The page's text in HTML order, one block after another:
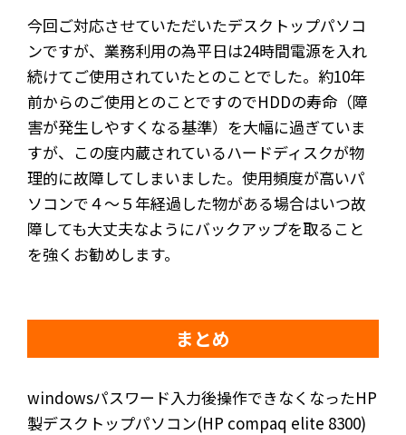
今回ご対応させていただいたデスクトップパソコ
ンですが、業務利用の為平日は24時間電源を入れ
続けてご使用されていたとのことでした。約10年
前からのご使用とのことですのでHDDの寿命（障
害が発生しやすくなる基準）を大幅に過ぎていま
すが、この度内蔵されているハードディスクが物
理的に故障してしまいました。使用頻度が高いパ
ソコンで４～５年経過した物がある場合はいつ故
障しても大丈夫なようにバックアップを取ること
を強くお勧めします。
まとめ
windowsパスワード入力後操作できなくなったHP
製デスクトップパソコン(HP compaq elite 8300)